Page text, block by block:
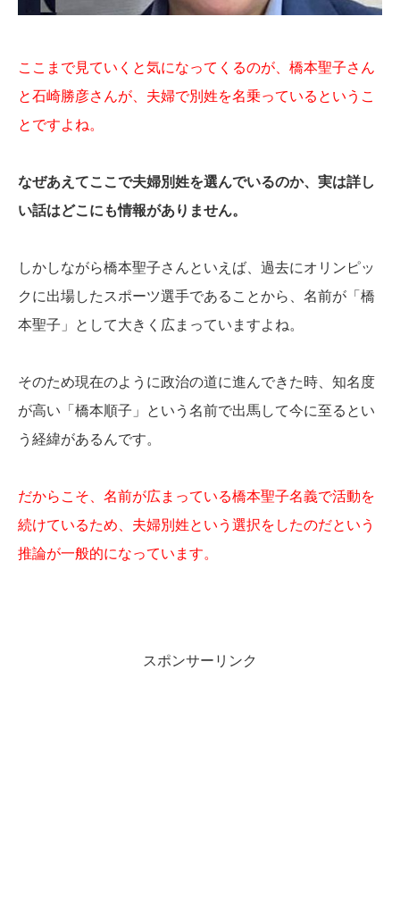
ここまで見ていくと気になってくるのが、橋本聖子さん
と石崎勝彦さんが、夫婦で別姓を名乗っているというこ
とですよね。
なぜあえてここで夫婦別姓を選んでいるのか、実は詳し
い話はどこにも情報がありません。
しかしながら橋本聖子さんといえば、過去にオリンピッ
クに出場したスポーツ選手であることから、名前が「橋
本聖子」として大きく広まっていますよね。
そのため現在のように政治の道に進んできた時、知名度
が高い「橋本順子」という名前で出馬して今に至るとい
う経緯があるんです。
だからこそ、名前が広まっている橋本聖子名義で活動を
続けているため、夫婦別姓という選択をしたのだという
推論が一般的になっています。
スポンサーリンク